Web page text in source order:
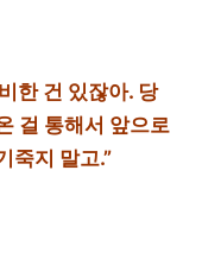
한 건 있잖아. 당
걸 통해서 앞으로
죽지 말고.”